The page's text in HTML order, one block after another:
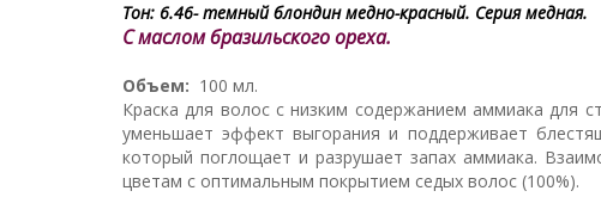
Тон: 6.46- темный блондин медно-красный. Серия медная.
С маслом бразильского ореха.
Объем: 100 мл.
Краска для волос с низким содержанием аммиака для
уменьшает эффект выгорания и поддерживает
который поглощает и разрушает запах аммиака.
цветам с оптимальным покрытием седых волос (100%).